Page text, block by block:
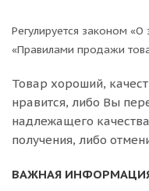
Регулируется законом
«Правилами продажи
Товар хороший,
нравится, либо Вы
надлежащего
получения, либо
ВАЖНАЯ